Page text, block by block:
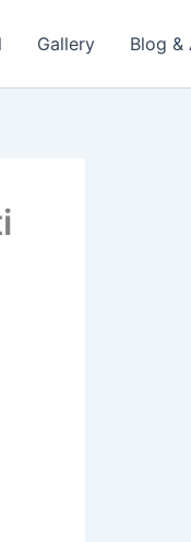
Gallery Blog &